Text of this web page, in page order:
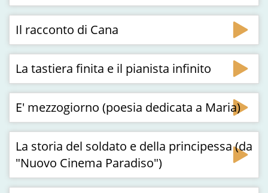
Il racconto di Cana
La tastiera finita e il pianista infinito
E' mezzogiorno (poesia dedicata a Maria)
La storia del soldato e della principessa (da
"Nuovo Cinema Paradiso")